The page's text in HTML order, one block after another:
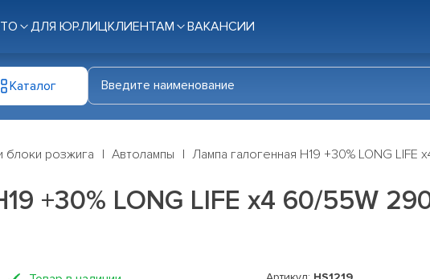
ДЛЯ ЮР.ЛИЦКЛИЕНТАМ ВАКАНСИИ
Каталог
блоки розжига Автолампы Лампа галогенная H19 +30% LONG
+30% LONG LIFE x4 60/55W